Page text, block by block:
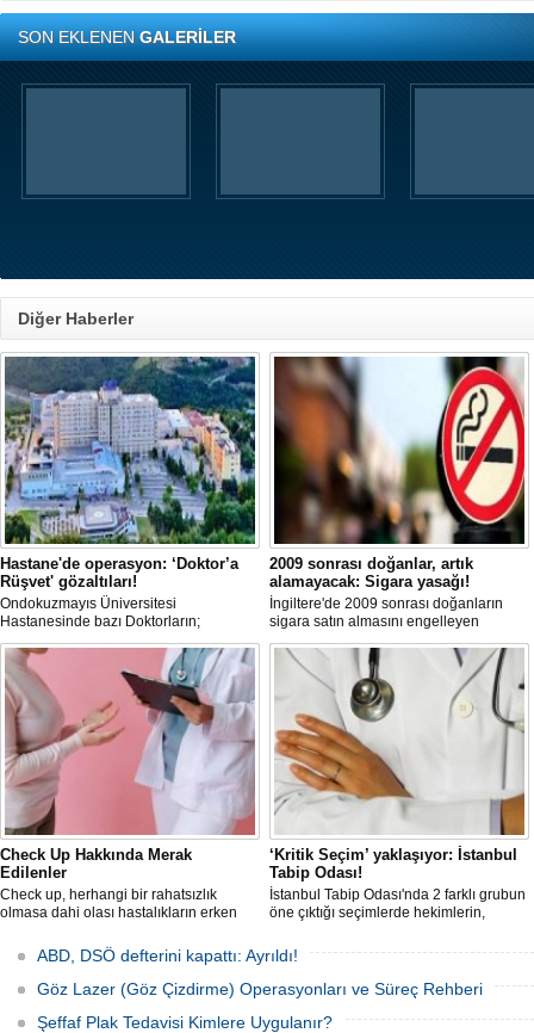
SON EKLENENGALERİLER
Diğer Haberler
Hastane'de operasyon: ‘Doktor’a
Rüşvet' gözaltıları!
Ondokuzmayıs Üniversitesi
Hastanesinde bazı Doktorların;
hastalardan rüşvet aldığı iddiasıyla
başlatılan 'Soruşturma' kapsamında
Samsun ve Ordu’da eş zamanlı
operasyon düzenlendi. Aralarında 4
Doktorun da bulunduğu 18 şüpheli
gözaltına alındı.
2009 sonrası doğanlar, artık
alamayacak: Sigara yasağı!
İngiltere'de 2009 sonrası doğanların
sigara satın almasını engelleyen
düzenleme yürürlüğe girdi.
Check Up Hakkında Merak
Edilenler
Check up, herhangi bir rahatsızlık
olmasa dahi olası hastalıkların erken
için yapılan kapsamlı bir sağlık
taramasıdır. Check up randevusu
alınarak başlayan süreçte, kişiye özel
test ve muayeneler uygulanır.
‘Kritik Seçim’ yaklaşıyor: İstanbul
Tabip Odası!
İstanbul Tabip Odası'nda 2 farklı grubun
öne çıktığı seçimlerde hekimlerin,
sonraki yönü de oylayacağı
konuşuluyor. Öte yandan kulislerde,
"Meslek örgütlerinde son yıllarda
yaşanan dönüşüm, tabip odalarına da
uzanır mı?" sorusunun konuşulduğu
ABD, DSÖ defterini kapattı: Ayrıldı!
Göz Lazer (Göz Çizdirme) Operasyonları ve Süreç Rehberi
Şeffaf Plak Tedavisi Kimlere Uygulanır?